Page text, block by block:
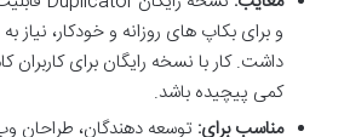
داشت. کار با نسخه رایگان برای
کمی پیچیده باشد.
مناسب برای: توسعه دهندگان، طراحان